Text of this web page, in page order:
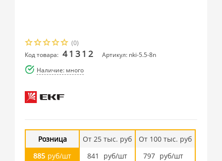
(0)
Код товара: 41312
Артикул: nki-5.5-8n
Наличие: много
Розница
885 руб/шт
От 25 тыс. руб
841
руб/шт
От 100 тыс. руб
797 руб/шт